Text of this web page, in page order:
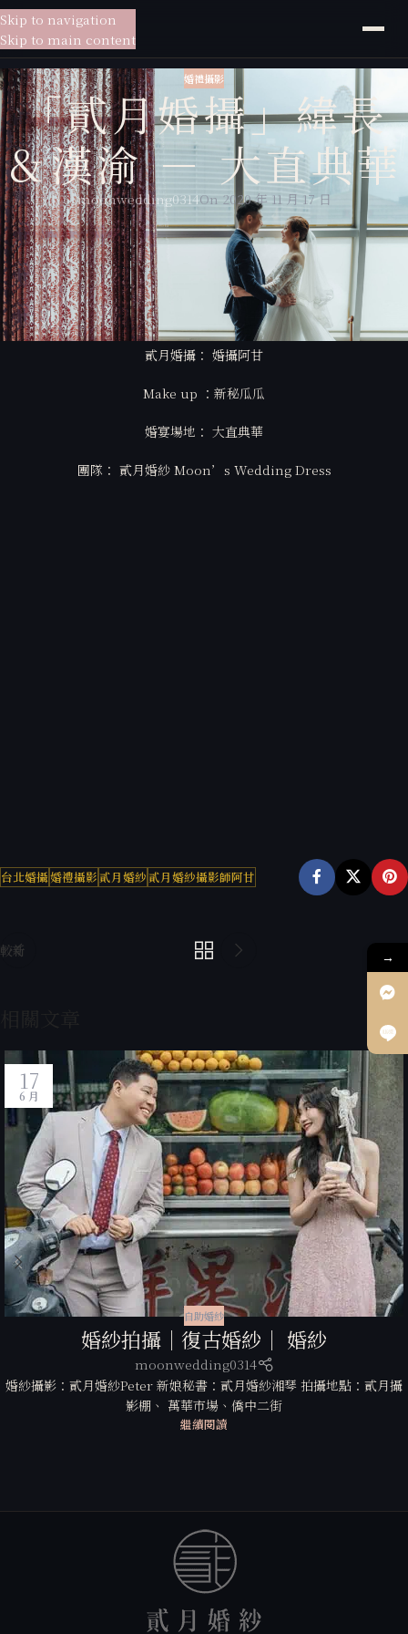
貳月婚紗
Skip to navigation
Skip to main content
婚禮攝影
「貳月婚攝」緯長
＆漢渝 － 大直典華
moonwedding0314On 2020 年 11 月 17 日
貳月婚紗給你一站式的服務，
從婚紗拍攝到宴客現場，為你量身訂製專屬於你的婚紗包套，
貳月婚紗擁有專業的新秘老師、婚禮攝影師，放心交給貳月婚紗讓你一站
搞定所有婚禮大小事。
貳月婚攝： 婚攝阿甘
Make up ：新秘瓜瓜
婚宴場地： 大直典華
團隊： 貳月婚紗 Moon’s Wedding Dress
台北婚攝婚禮攝影貳月婚紗貳月婚紗攝影師阿甘
較新
17
6 月
自助婚紗
婚紗拍攝｜復古婚紗｜ 婚紗
moonwedding0314
婚紗攝影：貳月婚紗Peter 新娘秘書：貳月婚紗湘琴 拍攝地點：貳月攝
影棚、 萬華市場、僑中二街
繼續閱讀
→